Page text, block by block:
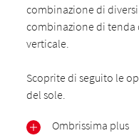
combinazione di
combinazione di tenda
verticale.
Scoprite di seguito le
del sole.
Ombrissima plus